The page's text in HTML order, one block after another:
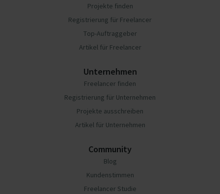
Projekte finden
Registrierung für Freelancer
Top-Auftraggeber
Artikel für Freelancer
Unternehmen
Freelancer finden
Registrierung für Unternehmen
Projekte ausschreiben
Artikel für Unternehmen
Community
Blog
Kundenstimmen
Freelancer Studie